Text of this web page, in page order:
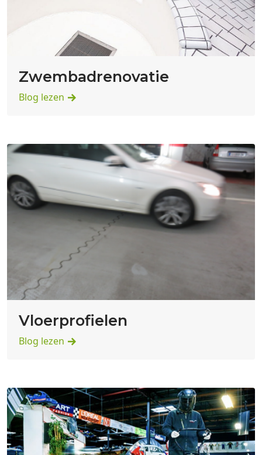
Zwembadrenovatie
Blog lezen
Vloerprofielen
Blog lezen